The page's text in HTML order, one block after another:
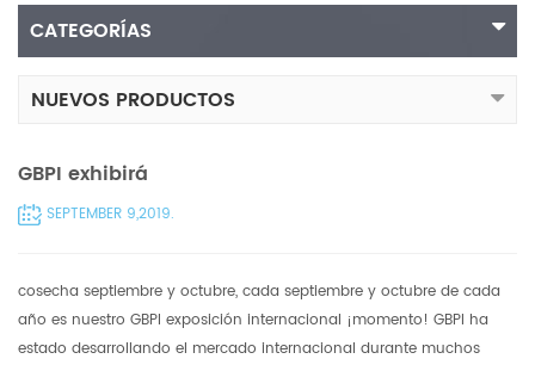
CATEGORÍAS
NUEVOS PRODUCTOS
GBPI exhibirá
SEPTEMBER 9,2019.
cosecha septiembre y octubre, cada septiembre y octubre de cada
año es nuestro GBPI exposición internacional ¡momento! GBPI ha
estado desarrollando el mercado internacional durante muchos